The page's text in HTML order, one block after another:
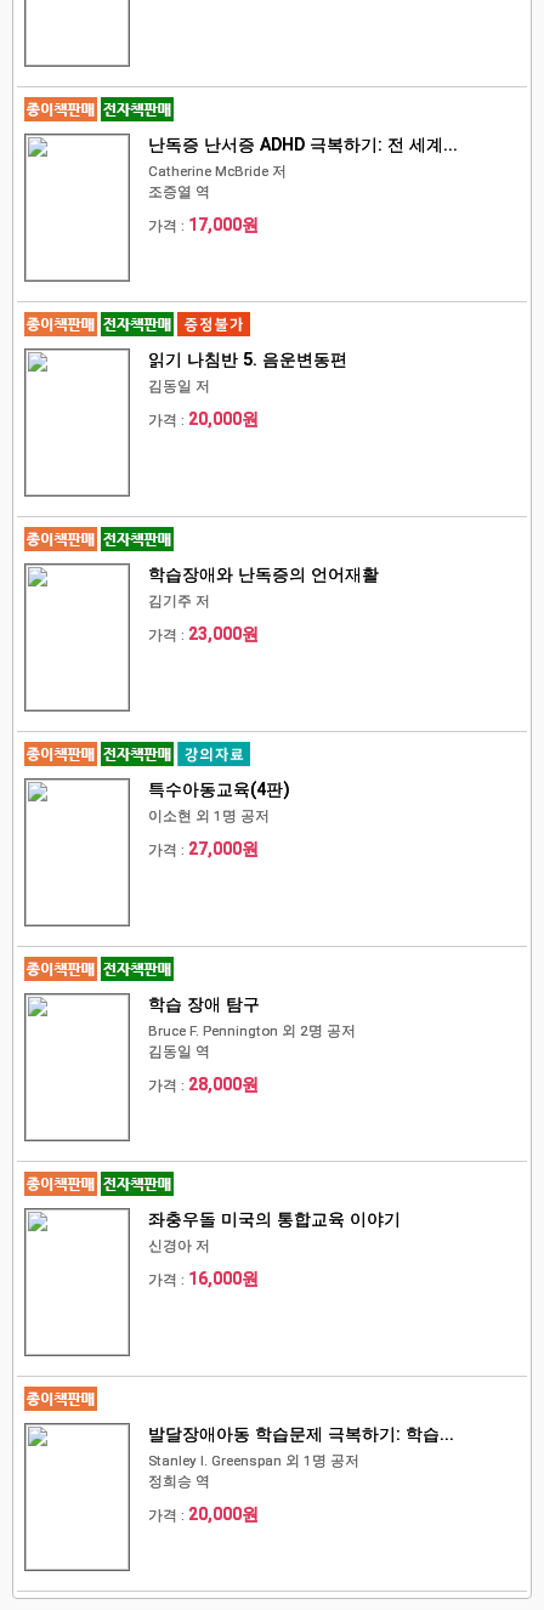
난독증 난서증 ADHD 극복하기: 전 세계...
Catherine McBride 저
조증열 역
가격 : 17,000원
읽기 나침반 5. 음운변동편
김동일 저
가격 : 20,000원
학습장애와 난독증의 언어재활
김기주 저
가격 : 23,000원
특수아동교육(4판)
이소현 외 1명 공저
가격 : 27,000원
학습 장애 탐구
Bruce F. Pennington 외 2명 공저
김동일 역
가격 : 28,000원
좌충우돌 미국의 통합교육 이야기
신경아 저
가격 : 16,000원
발달장애아동 학습문제 극복하기: 학습...
Stanley I. Greenspan 외 1명 공저
정희승 역
가격 : 20,000원